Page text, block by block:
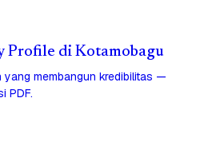
Profile di Kotamobagu
membangun kredibilitas —
PDF.